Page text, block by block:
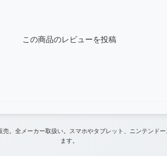
この商品のレビューを投稿
。全メーカー取扱い。スマホやタブレット、ニンテンド
ます。